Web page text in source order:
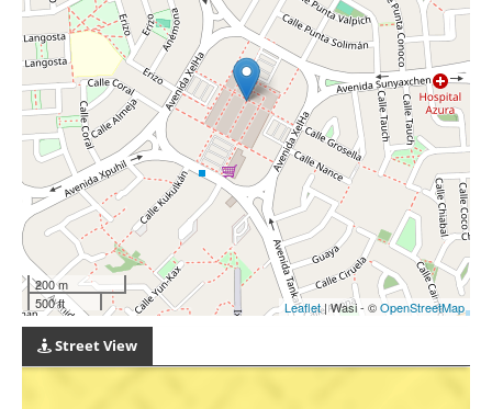
200 m
500 ft
Leaflet| Wasi - ©OpenStreetMap
Street View